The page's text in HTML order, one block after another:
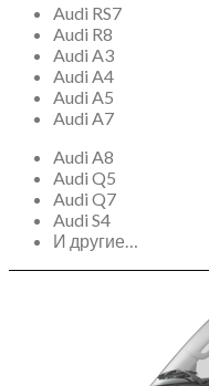
Audi RS7
Audi R8
Audi A3
Audi A4
Audi A5
Audi A7
Audi A8
Audi Q5
Audi Q7
Audi S4
И другие…